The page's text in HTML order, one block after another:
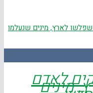
לאדם
מינים